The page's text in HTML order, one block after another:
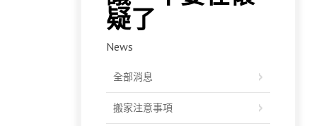
疑了
News
全部消息
搬家注意事項